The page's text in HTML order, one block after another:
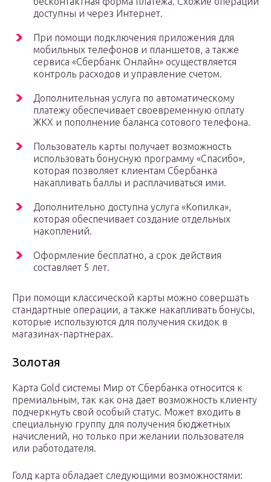
доступны и через Интернет.
При помощи подключения приложения для
мобильных телефонов и планшетов, а также
сервиса «Сбербанк Онлайн» осуществляется
контроль расходов и управление счетом.
Дополнительная услуга по автоматическому
платежу обеспечивает своевременную оплату
ЖКХ и пополнение баланса сотового телефона.
Пользователь карты получает возможность
использовать бонусную программу «Спасибо»,
которая позволяет клиентам Сбербанка
накапливать баллы и расплачиваться ими.
Дополнительно доступна услуга «Копилка»,
которая обеспечивает создание отдельных
накоплений.
Оформление бесплатно, а срок действия
составляет 5 лет.
При помощи классической карты можно совершать
стандартные операции, а также накапливать бонусы,
которые используются для получения скидок в
магазинах-партнерах.
Золотая
Карта Gold системы Мир от Сбербанка относится к
премиальным, так как она дает возможность клиенту
подчеркнуть свой особый статус. Может входить в
специальную группу для получения бюджетных
начислений, но только при желании пользователя
или работодателя.
Голд карта обладает следующими возможностями: